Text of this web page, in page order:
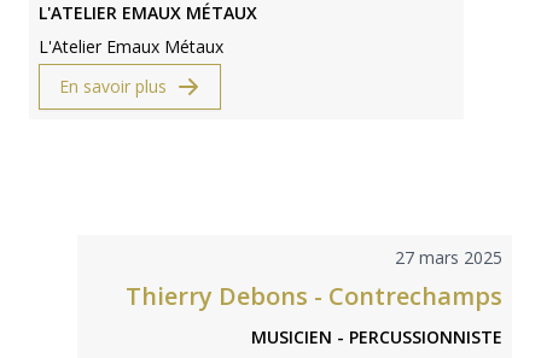
L'ATELIER EMAUX MÉTAUX
L'Atelier Emaux Métaux
En savoir plus
27 mars 2025
Thierry Debons - Contrechamps
MUSICIEN - PERCUSSIONNISTE